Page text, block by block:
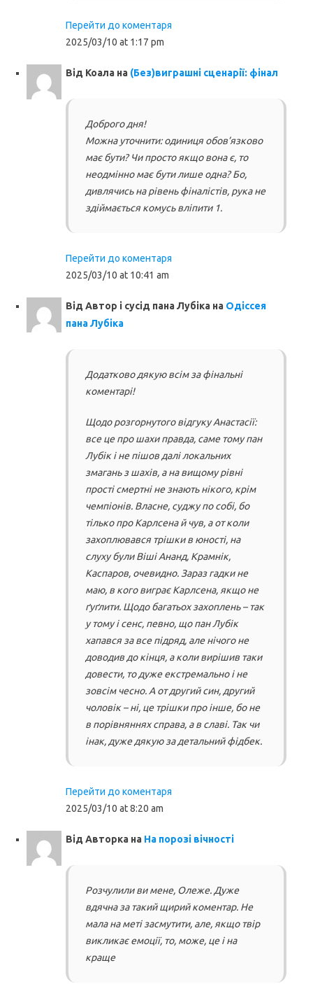
Перейти до коментаря
2025/03/10 at 1:17 pm
Від Коалана (Без)виграшні сценарії: фінал
Доброго дня!
Можна уточнити: одиниця обов’язково
має бути? Чи просто якщо вона є, то
неодмінно має бути лише одна? Бо,
дивлячись на рівень фіналістів, рука не
здіймається комусь вліпити 1.
Перейти до коментаря
2025/03/10 at 10:41 am
Від Автор і сусід пана Лубікана Одіссея
пана Лубіка
Додатково дякую всім за фінальні
коментарі!
Щодо розгорнутого відгуку Анастасії:
все це про шахи правда, саме тому пан
Лубік і не пішов далі локальних
змагань з шахів, а на вищому рівні
прості смертні не знають нікого, крім
чемпіонів. Власне, суджу по собі, бо
тілько про Карлсена й чув, а от коли
захоплювався трішки в юності, на
слуху були Віші Ананд, Крамнік,
Каспаров, очевидно. Зараз гадки не
маю, в кого виграє Карлсена, якщо не
ґуґлити. Щодо багатьох захоплень – так
у тому і сенс, певно, що пан Лубік
хапався за все підряд, але нічого не
доводив до кінця, а коли вирішив таки
довести, то дуже екстремально і не
зовсім чесно. А от другий син, другий
чоловік – ні, це трішки про інше, бо не
в порівняннях справа, а в славі. Так чи
інак, дуже дякую за детальний фідбек.
Перейти до коментаря
2025/03/10 at 8:20 am
Від Авторкана На порозі вічності
Розчулили ви мене, Олеже. Дуже
вдячна за такий щирий коментар. Не
мала на меті засмутити, але, якщо твір
викликає емоції, то, може, це і на
краще